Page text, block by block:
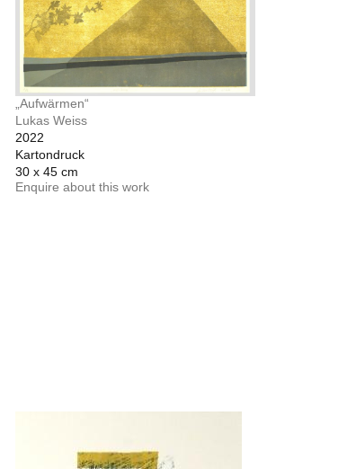
„Aufwärmen“
Lukas Weiss
2022
Kartondruck
30 x 45 cm
Enquire about this work